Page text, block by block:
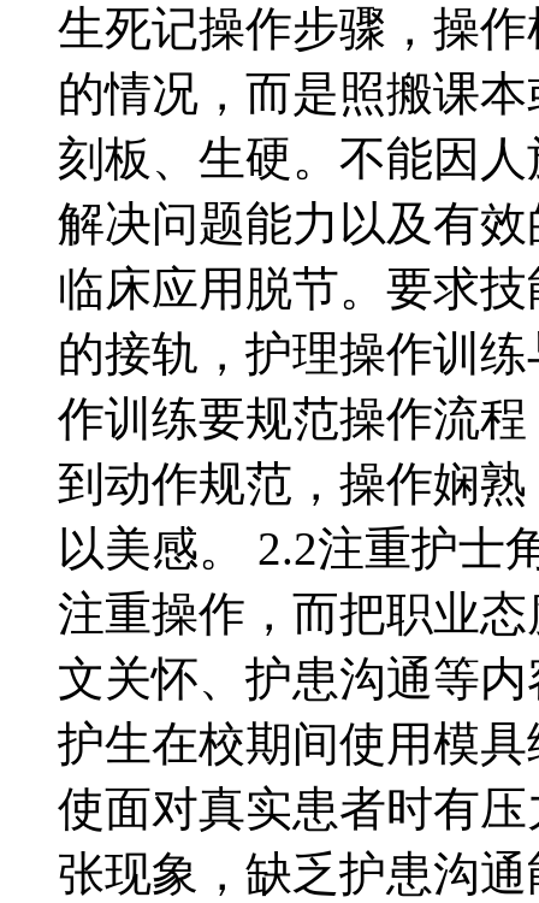
生死记操作步骤，操
的情况，而是照搬课
刻板、生硬。不能因
解决问题能力以及有
临床应用脱节。要求
的接轨，护理操作训
作训练要规范操作流
到动作规范，操作娴
以美感。 2.2注重护士
注重操作，而把职业
文关怀、护患沟通等
护生在校期间使用模
使面对真实患者时有
张现象，缺乏护患沟